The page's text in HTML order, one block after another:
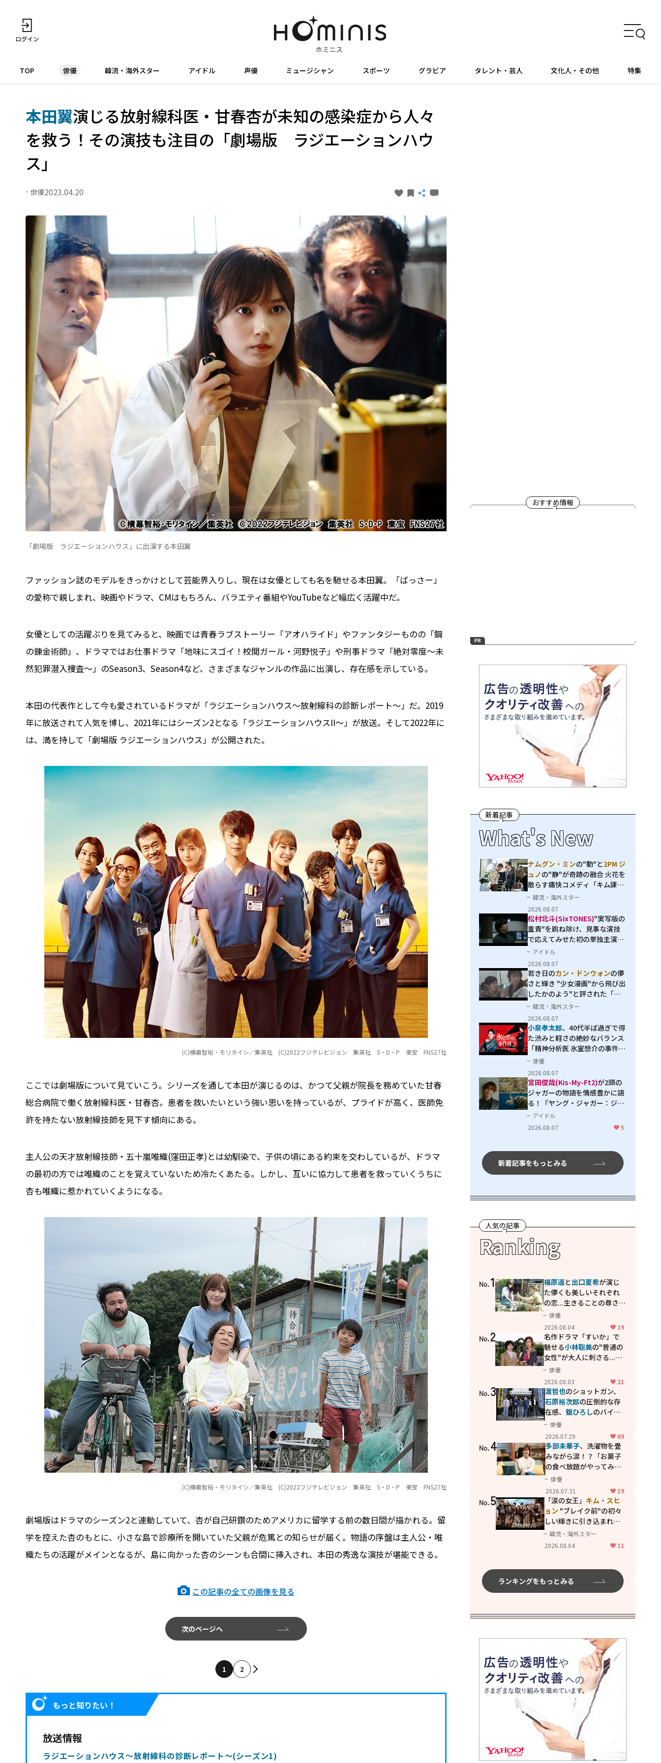
TOP 俳優 韓流・海外スター アイドル 声優 ミュージシャン スポーツ グラビア タレント・芸人 文化人・その他 特集
本田翼演じる放射線科医・甘春杏が未知の感染症から人々
を救う！その演技も注目の「劇場版 ラジエーションハウ
ス」
俳優2023.04.20
「劇場版 ラジエーションハウス」に出演する本田翼
ファッション誌のモデルをきっかけとして芸能界入りし、現在は女優としても名を馳せる本田翼。「ばっさー」
の愛称で親しまれ、映画やドラマ、CMはもちろん、バラエティ番組やYouTubeなど幅広く活躍中だ。
女優としての活躍ぶりを見てみると、映画では青春ラブストーリー「アオハライド」やファンタジーものの「鋼
の錬金術師」、ドラマではお仕事ドラマ「地味にスゴイ！校閲ガール・河野悦子」や刑事ドラマ「絶対零度～未
然犯罪潜入捜査～」のSeason3、Season4など、さまざまなジャンルの作品に出演し、存在感を示している。
本田の代表作として今も愛されているドラマが「ラジエーションハウス～放射線科の診断レポート～」だ。2019
年に放送されて人気を博し、2021年にはシーズン2となる「ラジエーションハウスII～」が放送。そして2022年に
は、満を持して「劇場版 ラジエーションハウス」が公開された。
(C)横幕智裕・モリタイシ／集英社 (C)2022フジテレビジョン 集英社 S・D・P 東宝 FNS27社
ここでは劇場版について見ていこう。シリーズを通して本田が演じるのは、かつて父親が院長を務めていた甘春
総合病院で働く放射線科医・甘春杏。患者を救いたいという強い思いを持っているが、プライドが高く、医師免
許を持たない放射線技師を見下す傾向にある。
主人公の天才放射線技師・五十嵐唯織(窪田正孝)とは幼馴染で、子供の頃にある約束を交わしているが、ドラマ
の最初の方では唯織のことを覚えていないため冷たくあたる。しかし、互いに協力して患者を救っていくうちに
杏も唯織に惹かれていくようになる。
(C)横幕智裕・モリタイシ／集英社 (C)2022フジテレビジョン 集英社 S・D・P 東宝 FNS27社
劇場版はドラマのシーズン2と連動していて、杏が自己研鑽のためアメリカに留学する前の数日間が描かれる。留
学を控えた杏のもとに、小さな島で診療所を開いていた父親が危篤との知らせが届く。物語の序盤は主人公・唯
織たちの活躍がメインとなるが、島に向かった杏のシーンも合間に挿入され、本田の秀逸な演技が堪能できる。
この記事の全ての画像を見る
次のページへ
1 2
もっと知りたい！
放送情報
ラジエーションハウス～放射線科の診断レポート～(シーズン1)
おすすめ情報
新着記事
What's New
ナムグン・ミンの"動"と2PM ジ
ュノの"静"が奇跡の融合 火花を
散らす痛快コメディ「キム課長
とソ理事～Bravo! Your Life
～」
韓流・海外スター
2026.08.07
松村北斗(SixTONES)"実写版の
重責"を跳ね除け、見事な演技
で応えてみせた初の単独主演映
画「秒速5センチメートル」
アイドル
2026.08.07
若き日のカン・ドンウォンの儚
さと輝き "少女漫画"から飛び出
したかのよう"と評された「オ
オカミの誘惑」
韓流・海外スター
2026.08.07
小泉孝太郎、40代半ば過ぎで得
た渋みと軽さの絶妙なバランス
「精神分析医 氷室想介の事件簿
３」で見せる進化
俳優
2026.08.07
宮田俊哉(Kis-My-Ft2)が2頭の
ジャガーの物語を情感豊かに語
る！『ヤング・ジャガー：ジャ
ングル王への道』『ジャガーと
ウミガメの物語：熱帯林の守護
アイドル
2026.08.07
5
新着記事をもっとみる
人気の記事
Ranking
No.1 福原遥と出口夏希が演じ
た儚くも美しいそれぞれ
の恋...生きることの尊さを
教えてくれた映画「あの
花が咲く丘で、君とまた出
会えたら。」
俳優
2026.08.04
19
No.2
名作ドラマ「すいか」で
魅せる小林聡美の"普通の
女性"が大人に刺さる...映
画「かもめ食堂」にも通
じる静かな芝居
俳優
2026.08.03
21
No.3 渡哲也のショットガン、
石原裕次郎の圧倒的な存
在感、舘ひろしのバイク
アクション！"大門軍
団"のカッコよさが詰まっ
た「西部警察 PART-II」
俳優
2026.07.29
69
No.4 多部未華子、洗濯物を畳
みながら涙！？「お菓子
の食べ放題がやってみた
い」ハンディファン4台の
暑さ対策も明かす
俳優
2026.07.31
19
No.5 「涙の女王」 キム・スヒ
ョン "ブレイク前"の初々
しい輝きに引き込まれ
る...2PM テギョン
共演の青春名作「ドリー
韓流・海外スター
2026.08.04
11
ランキングをもっとみる